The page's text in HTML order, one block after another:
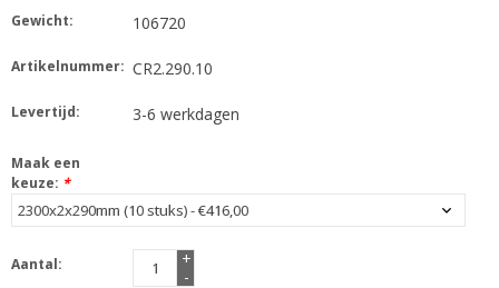
Gewicht: 106720
Artikelnummer: CR2.290.10
Levertijd: 3-6 werkdagen
Maak een
keuze: *
Aantal:
+
-